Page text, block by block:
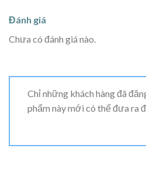
Đánh giá
Chưa có đánh giá nào.
Chỉ những khách hàng đã
phẩm này mới có thể đưa ra